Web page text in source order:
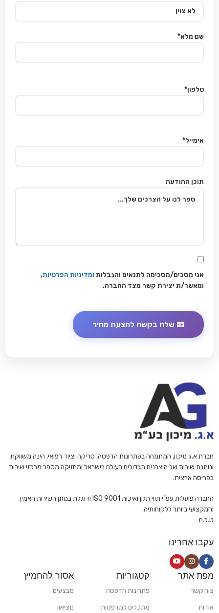
שם מלא*
טלפון*
אימייל*
תוכן ההודעה
אני מסכים/מסכימה לתנאים והגבלות ומדיניות הפרטיות,
ומאשר/ת יצירת קשר מצד החברה.
חברת א.ג מיכון, המתמחה בפתרונות הדפסה, סריקה וציוד רפואי, הינה משווקת
ונותנת שירות של היצרנים הגדולים בעולם בישראל ומחזיקה מספר מרכזי שירות
בפריסה ארצית.
החברה פועלות עפ"י תווי תקן ואיכות ISO 9001 ודוגלת במתן השירות האמין
והמקצועי ביותר ללקוחותיה.
ט.ל.ח
עקבו אחרינו
מפת אתר
צור קשר
אודות
קטגוריות
פתרונות הדפסה
מתכלים למדפסות
אסור להחמיץ
מבצעים
מציאון